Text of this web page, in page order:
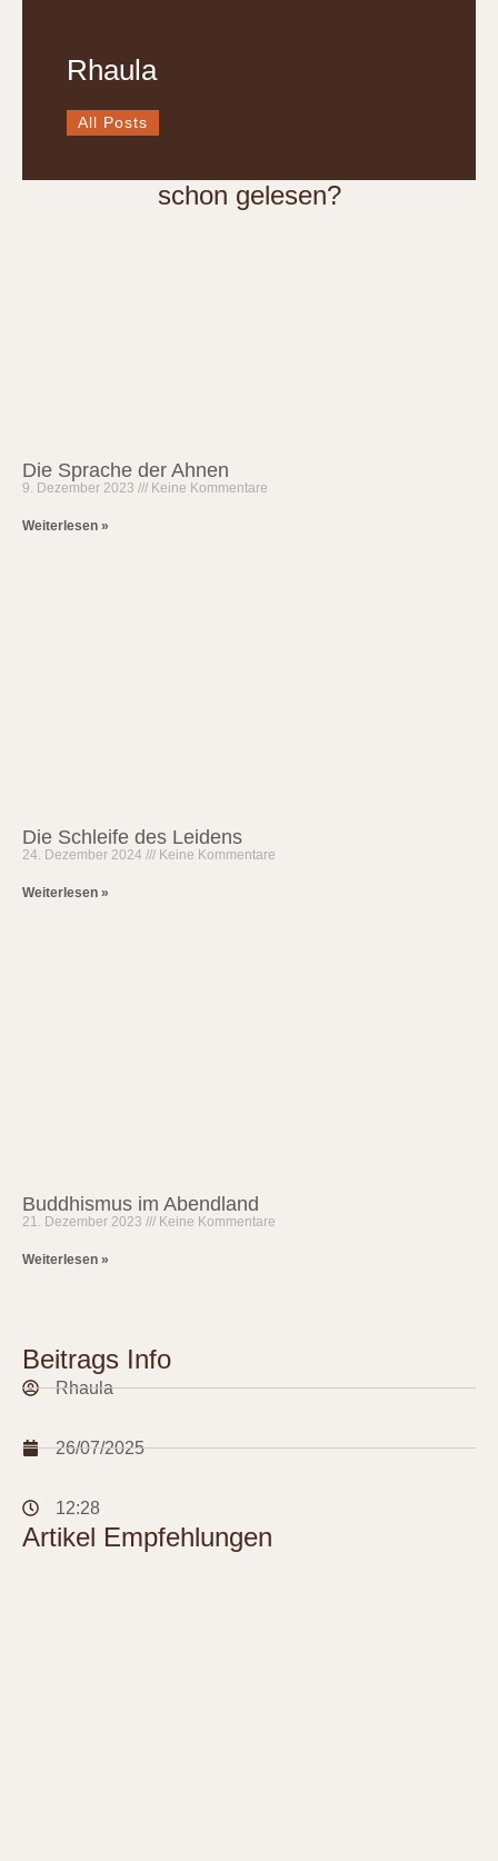
Rhaula
All Posts
schon gelesen?
Die Sprache der Ahnen
9. Dezember 2023 Keine Kommentare
Weiterlesen »
Die Schleife des Leidens
24. Dezember 2024 Keine Kommentare
Weiterlesen »
Buddhismus im Abendland
21. Dezember 2023 Keine Kommentare
Weiterlesen »
Beitrags Info
Rhaula
26/07/2025
12:28
Artikel Empfehlungen